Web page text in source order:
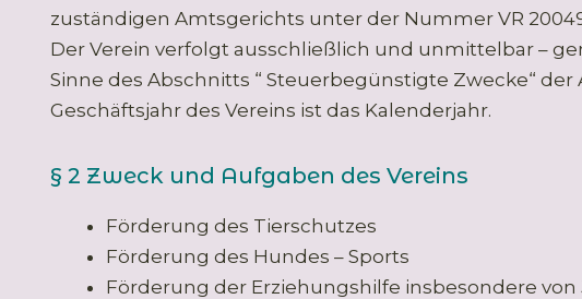
zuständigen Amtsgerichts unter der Nummer VR
Der Verein verfolgt ausschließlich und unmittelbar –
Sinne des Abschnitts “ Steuerbegünstigte Zwecke“
Geschäftsjahr des Vereins ist das Kalenderjahr.
§ 2 Zweck und Aufgaben des Vereins
Förderung des Tierschutzes
Förderung des Hundes – Sports
Förderung der Erziehungshilfe insbesondere